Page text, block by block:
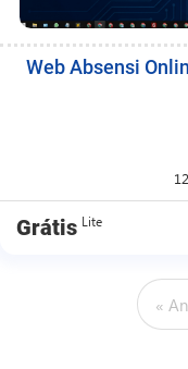
Web Absensi
Grátis Lite
«